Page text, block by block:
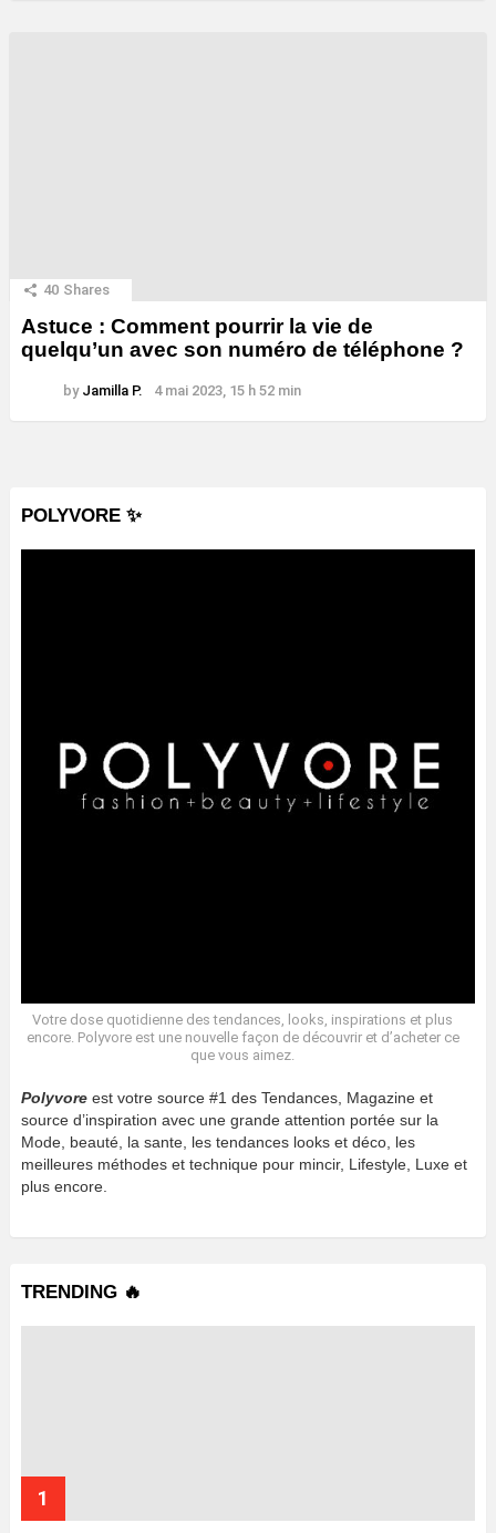
40 Shares
Astuce : Comment pourrir la vie de
quelqu’un avec son numéro de téléphone ?
by Jamilla P. 4 mai 2023, 15 h 52 min
POLYVORE ✨
Votre dose quotidienne des tendances, looks, inspirations et plus
encore. Polyvore est une nouvelle façon de découvrir et d’acheter ce
que vous aimez.
Polyvore est votre source #1 des Tendances, Magazine et
source d’inspiration avec une grande attention portée sur la
Mode, beauté, la sante, les tendances looks et déco, les
meilleures méthodes et technique pour mincir, Lifestyle, Luxe et
plus encore.
TRENDING 🔥